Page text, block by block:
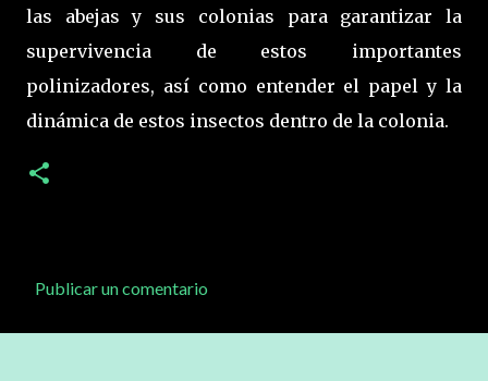
las abejas y sus colonias para garantizar la
supervivencia de estos importantes
polinizadores, así como entender el papel y la
dinámica de estos insectos dentro de la colonia.
Publicar un comentario